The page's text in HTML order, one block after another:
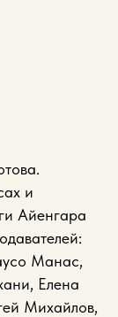
и
Айенгара
Манас,
Елена
Михайлов,